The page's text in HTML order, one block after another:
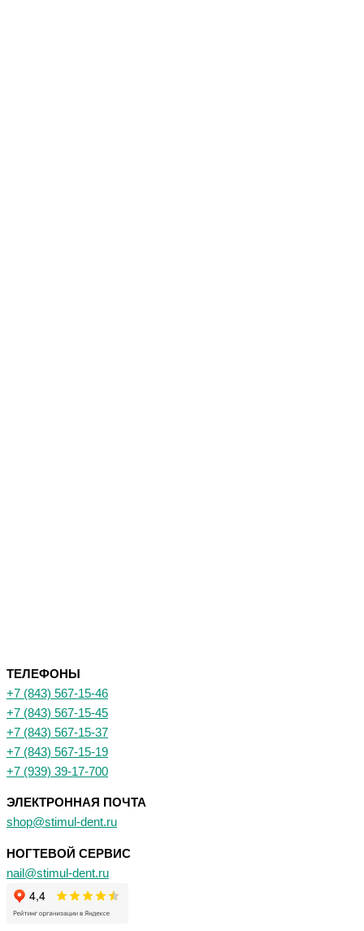
ТЕЛЕФОНЫ
+7 (843) 567-15-46
+7 (843) 567-15-45
+7 (843) 567-15-37
+7 (843) 567-15-19
+7 (939) 39-17-700
ЭЛЕКТРОННАЯ ПОЧТА
shop@stimul-dent.ru
НОГТЕВОЙ СЕРВИС
nail@stimul-dent.ru